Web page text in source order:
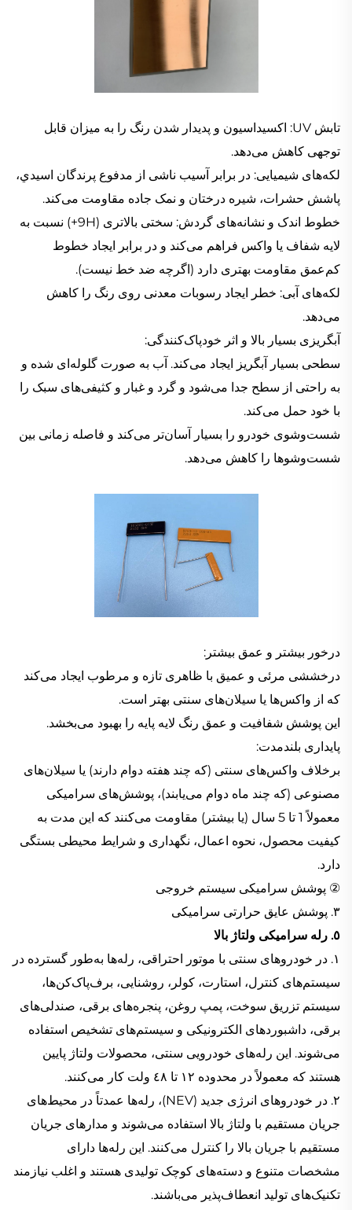
تابش UV: اکسيداسيون و پديدار شدن رنگ را به ميزان قابل
توجهی کاهش می‌دهد.
لکه‌های شيميايی: در برابر آسيب ناشی از مدفوع پرندگان اسيدي،
پاشش حشرات، شيره درختان و نمک جاده مقاومت می‌کند.
خطوط اندک و نشانه‌های گردش: سختی بالاتری (9H+) نسبت به
لایه شفاف یا واکس فراهم می‌کند و در برابر ایجاد خطوط
کم‌عمق مقاومت بهتری دارد (اگرچه ضد خط نیست).
لکه‌های آبی: خطر ایجاد رسوبات معدنی روی رنگ را کاهش
می‌دهد.
آبگریزی بسیار بالا و اثر خودپاک‌کنندگی:
سطحی بسیار آبگریز ایجاد می‌کند. آب به صورت گلوله‌ای شده و
به راحتی از سطح جدا می‌شود و گرد و غبار و کثیفی‌های سبک را
با خود حمل می‌کند.
شست‌وشوی خودرو را بسیار آسان‌تر می‌کند و فاصله زمانی بین
شست‌وشوها را کاهش می‌دهد.
درخور بیشتر و عمق بیشتر:
درخششی مرئی و عمیق با ظاهری تازه و مرطوب ایجاد می‌کند
که از واکس‌ها یا سیلان‌های سنتی بهتر است.
این پوشش شفافیت و عمق رنگ لایه پایه را بهبود می‌بخشد.
پایداری بلندمدت:
برخلاف واکس‌های سنتی (که چند هفته دوام دارند) یا سیلان‌های
مصنوعی (که چند ماه دوام می‌یابند)، پوشش‌های سرامیکی
معمولاً 1 تا 5 سال (یا بیشتر) مقاومت می‌کنند که این مدت به
کیفیت محصول، نحوه اعمال، نگهداری و شرایط محیطی بستگی
دارد.
② پوشش سرامیکی سیستم خروجی
٣. پوشش عایق حرارتی سرامیکی
٥. رله سرامیکی ولتاژ بالا
١. در خودروهای سنتی با موتور احتراقی، رله‌ها به‌طور گسترده در
سیستم‌های کنترل، استارت، کولر، روشنایی، برف‌پاک‌کن‌ها،
سیستم تزریق سوخت، پمپ روغن، پنجره‌های برقی، صندلی‌های
برقی، داشبوردهای الکترونیکی و سیستم‌های تشخیص استفاده
می‌شوند. این رله‌های خودرویی سنتی، محصولات ولتاژ پایین
هستند که معمولاً در محدوده ١٢ تا ٤٨ ولت کار می‌کنند.
٢. در خودروهای انرژی جدید (NEV)، رله‌ها عمدتاً در محیط‌های
جریان مستقیم با ولتاژ بالا استفاده می‌شوند و مدارهای جریان
مستقیم با جریان بالا را کنترل می‌کنند. این رله‌ها دارای
مشخصات متنوع و دسته‌های کوچک تولیدی هستند و اغلب نیازمند
تکنیک‌های تولید انعطاف‌پذیر می‌باشند.